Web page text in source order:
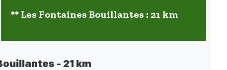
** Les Fontaines Bouillantes : 21 km
- 21 km